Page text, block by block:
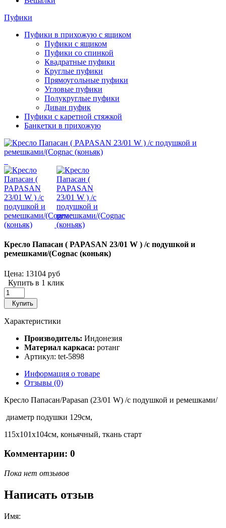
Пуфики
Пуфики в прихожую с ящиком
Пуфики с ящиком
Пуфики со спинкой
Квадратные пуфики
Круглые пуфики
Прямоугольные пуфики
Угловые пуфики
Полукруглые пуфики
Диван пуфик
Пуфики с каретной стяжкой
Банкетки в прихожую
Кресло Папасан ( PAPASAN 23/01 W ) /с подушкой и
ремешками/(Cognac (коньяк)
Цена: 13104 руб
Купить в 1 клик
Купить
Характеристики
Производитель: Индонезия
Материал каркаса: ротанг
Артикул: tet-5898
Информация о товаре
Отзывы (0)
Кресло Папасан/Papasan (23/01 W) /с подушкой и ремешками/
диаметр подушки 129см,
115х101х104см, коньячный, ткань старт
Комментарии: 0
Пока нет отзывов
Написать отзыв
Имя: